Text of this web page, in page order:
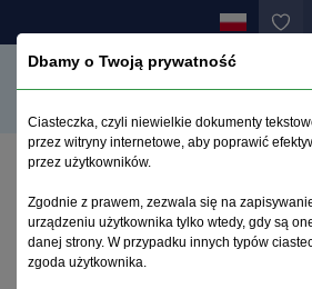
Archiwum 1992–2014
Dbamy o Twoją prywatność
Ciasteczka, czyli niewielkie dokumenty
przez witryny internetowe, aby poprawić
przez użytkowników.
Zgodnie z prawem, zezwala się na
urządzeniu użytkownika tylko wtedy, gdy są
danej strony. W przypadku innych typów
zgoda użytkownika.